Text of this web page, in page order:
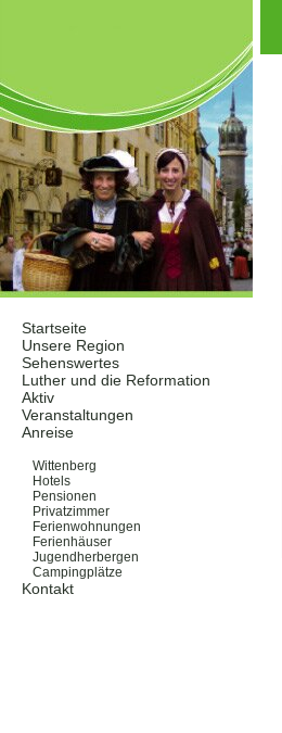
Startseite
Unsere Region
Sehenswertes
Luther und die Reformation
Aktiv
Veranstaltungen
Anreise
Wittenberg
Hotels
Pensionen
Privatzimmer
Ferienwohnungen
Ferienhäuser
Jugendherbergen
Campingplätze
Kontakt